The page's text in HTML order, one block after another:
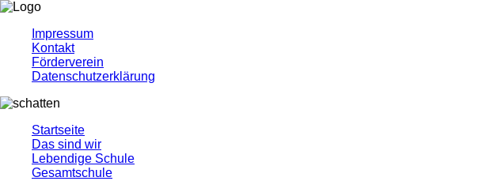
Impressum
Kontakt
Förderverein
Datenschutzerklärung
Startseite
Das sind wir
Lebendige Schule
Gesamtschule